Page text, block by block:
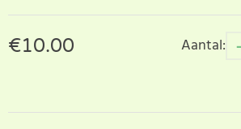
€10.00
Aantal: